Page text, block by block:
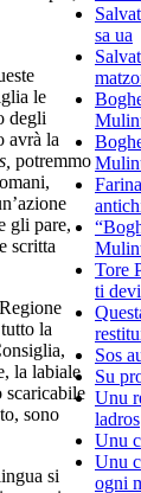
le
degli
avrà la
potremmo
gli pare,
scritta
la
la labiale
scaricabile
sono
si
sa ua
Tore
ti
Sos
Su
Unu
ladros
Unu
Unu
ogni